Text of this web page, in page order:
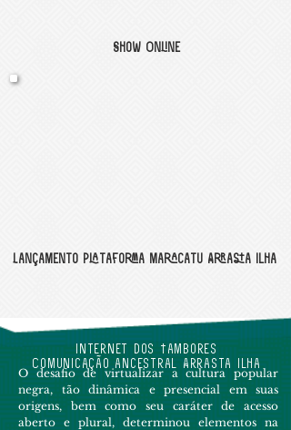
Show Online
Lançamento Plataforma Maracatu Arrasta Ilha
Internet dos Tambores
Comunicação ancestral Arrasta Ilha
O desafio de virtualizar a cultura popular
negra, tão dinâmica e presencial em suas
origens, bem como seu caráter de acesso
aberto e plural, determinou elementos na